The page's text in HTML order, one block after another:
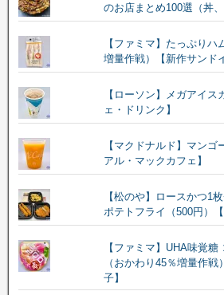
のお店まとめ100選（丼
【ファミマ】たっぷりハ
増量作戦）【新作サンド
【ローソン】メガアイ
ェ・ドリンク】
【マクドナルド】マン
アル・マックカフェ】
【松のや】ロースかつ1
ポテトフライ（500円）
【ファミマ】UHA味覚
（おかわり45％増量作
子】